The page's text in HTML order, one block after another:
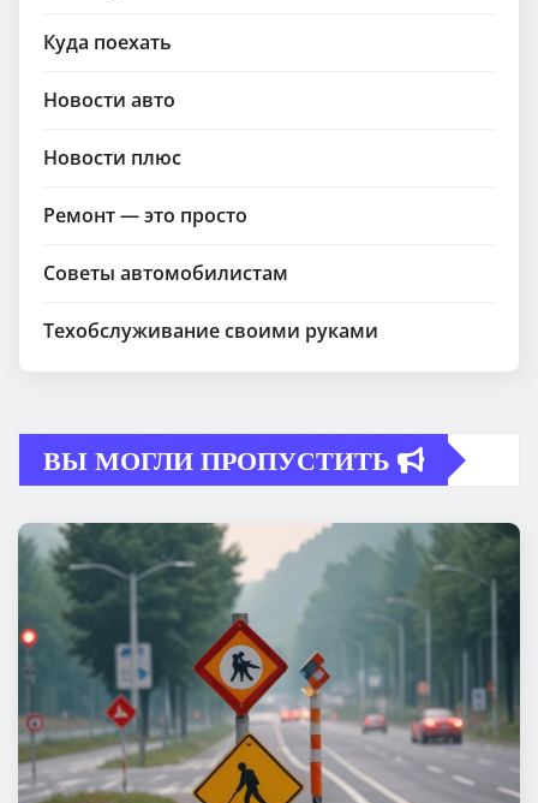
Куда поехать
Новости авто
Новости плюс
Ремонт — это просто
Советы автомобилистам
Техобслуживание своими руками
ВЫ МОГЛИ ПРОПУСТИТЬ